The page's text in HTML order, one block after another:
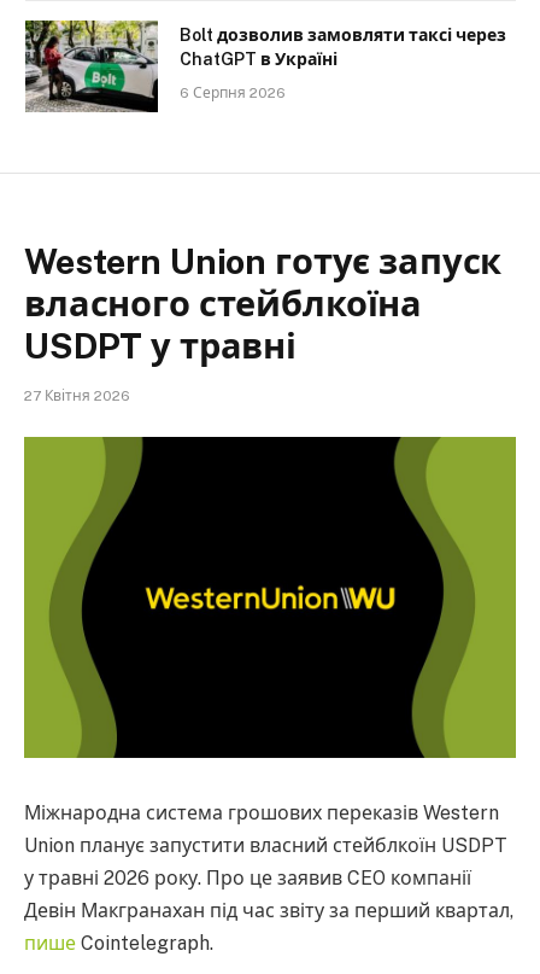
Bolt дозволив замовляти таксі через
ChatGPT в Україні
6 Серпня 2026
Western Union готує запуск
власного стейблкоїна
USDPT у травні
27 Квітня 2026
Міжнародна система грошових переказів Western
Union планує запустити власний стейблкоїн USDPT
у травні 2026 року. Про це заявив CEO компанії
Девін Макгранахан під час звіту за перший квартал,
пише Cointelegraph.